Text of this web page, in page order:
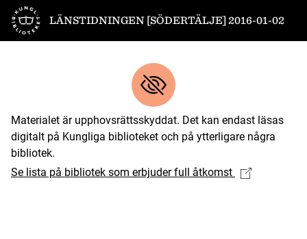
Till startsidan
LÄNSTIDNINGEN [SÖDERTÄLJE] 2016-01-02
Materialet är upphovsrättsskyddat. Det kan endast läsas
digitalt på Kungliga biblioteket och på ytterligare några
bibliotek.
Se lista på bibliotek som erbjuder full åtkomst